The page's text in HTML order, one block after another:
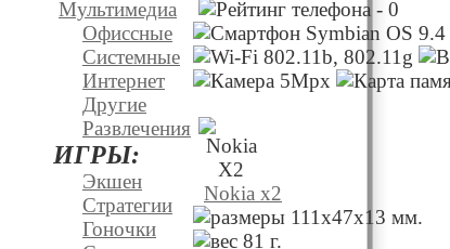
Мультимедиа
Офиссные
Системные
Интернет
Другие
Развлечения
ИГРЫ:
Экшен
Стратегии
Гоночки
Nokia x2
111x47x13 мм.
81 г.